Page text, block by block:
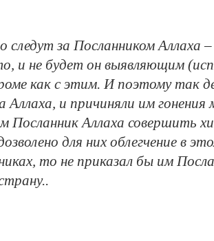
за Посланником Аллаха –
и не будет он выявляющим
как с этим. И поэтому так
Аллаха, и причиняли им
Посланник Аллаха совершить
для них облегчение в
то не приказал бы им